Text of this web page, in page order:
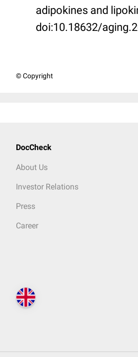
adipokines and
doi:10.18632/
© Copyright
DocCheck
About Us
Investor Relations
Press
Career